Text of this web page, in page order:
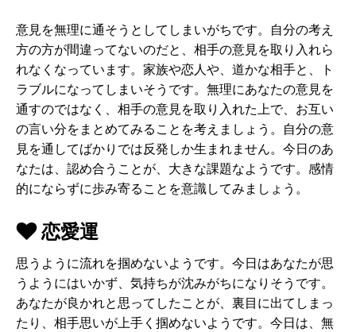
意見を無理に通そうとしてしまいがちです。自分の考え
方の方が間違ってないのだと、相手の意見を取り入れら
れなくなっています。家族や恋人や、道かな相手と、ト
ラブルになってしまいそうです。無理にあなたの意見を
通すのではなく、相手の意見を取り入れた上で、お互い
の言い分をまとめてみることを考えましょう。自分の意
見を通してばかりでは反発しか生まれません。今日のあ
なたは、認め合うことが、大きな課題なようです。感情
的にならずに歩み寄ることを意識してみましょう。
恋愛運
思うように流れを掴めないようです。今日はあなたが思
うようにはいかず、気持ちが沈みがちになりそうです。
あなたが良かれと思ってしたことが、裏目に出てしまっ
たり、相手思いが上手く掴めないようです。今日は、無